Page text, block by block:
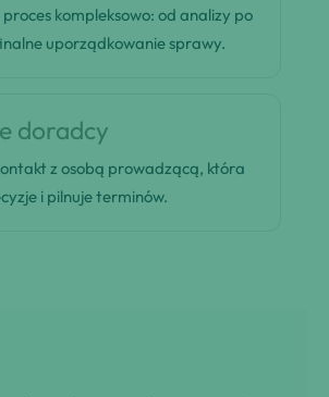
kompleksowo: od analizy po
uporządkowanie sprawy.
doradcy
z osobą prowadzącą, która
i pilnuje terminów.